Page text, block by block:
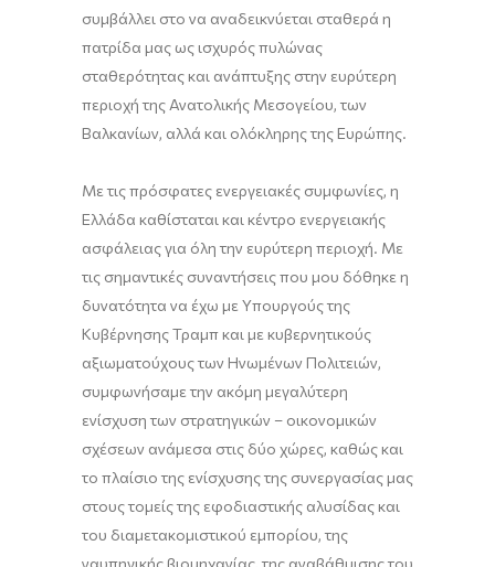
συμβάλλει στο να αναδεικνύεται σταθερά η
πατρίδα μας ως ισχυρός πυλώνας
σταθερότητας και ανάπτυξης στην ευρύτερη
περιοχή της Ανατολικής Μεσογείου, των
Βαλκανίων, αλλά και ολόκληρης της Ευρώπης.
Με τις πρόσφατες ενεργειακές συμφωνίες, η
Ελλάδα καθίσταται και κέντρο ενεργειακής
ασφάλειας για όλη την ευρύτερη περιοχή. Με
τις σημαντικές συναντήσεις που μου δόθηκε η
δυνατότητα να έχω με Υπουργούς της
Κυβέρνησης Τραμπ και με κυβερνητικούς
αξιωματούχους των Ηνωμένων Πολιτειών,
συμφωνήσαμε την ακόμη μεγαλύτερη
ενίσχυση των στρατηγικών – οικονομικών
σχέσεων ανάμεσα στις δύο χώρες, καθώς και
το πλαίσιο της ενίσχυσης της συνεργασίας μας
στους τομείς της εφοδιαστικής αλυσίδας και
του διαμετακομιστικού εμπορίου, της
ναυπηγικής βιομηχανίας, της αναβάθμισης του